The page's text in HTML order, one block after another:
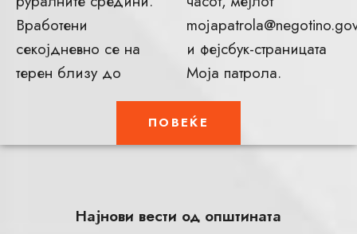
Вработени
секојдневно се на
терен близу до
и фејсбук-страницата
Моја патрола.
ПОВЕЌЕ
Најнови вести од општината